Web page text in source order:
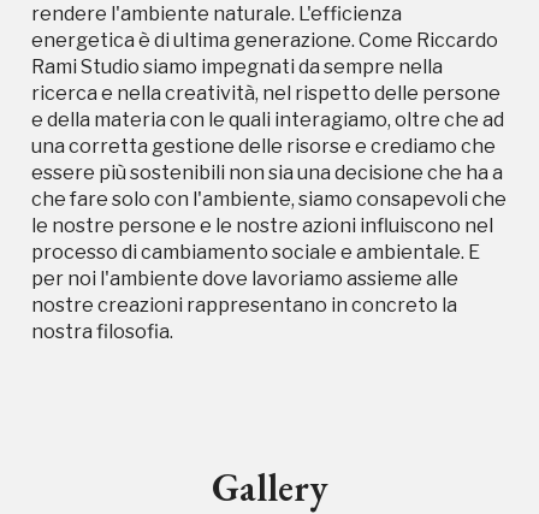
rendere l'ambiente naturale. L'efficienza
energetica è di ultima generazione. Come Riccardo
Rami Studio siamo impegnati da sempre nella
ricerca e nella creatività, nel rispetto delle persone
e della materia con le quali interagiamo, oltre che ad
una corretta gestione delle risorse e crediamo che
essere più sostenibili non sia una decisione che ha a
che fare solo con l'ambiente, siamo consapevoli che
le nostre persone e le nostre azioni influiscono nel
processo di cambiamento sociale e ambientale. E
per noi l'ambiente dove lavoriamo assieme alle
nostre creazioni rappresentano in concreto la
nostra filosofia.
Gallery
Campagne in corso in questo
luogo
I Luoghi del Cuore